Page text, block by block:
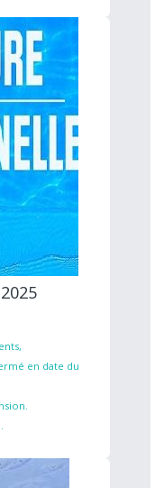
en date du